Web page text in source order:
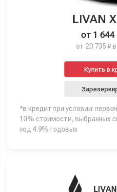
LIVAN
от 1 644
от 20 735 ₽
*в кредит при условии:
10% стоимости, выбранных
под 4.9% годовых